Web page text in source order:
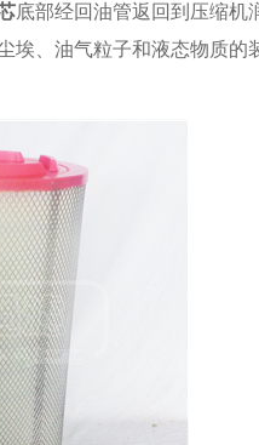
底部经回油管返回到压缩机
、油气粒子和液态物质的